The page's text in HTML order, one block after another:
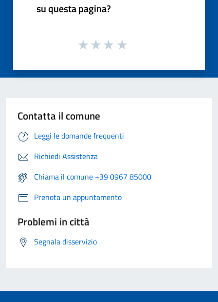
su questa pagina?
Contatta il comune
Leggi le domande frequenti
Richiedi Assistenza
Chiama il comune +39 0967 85000
Prenota un appuntamento
Problemi in città
Segnala disservizio